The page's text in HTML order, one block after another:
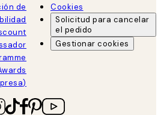
de
Cookies
Solicitud para cancelar
el pedido
Gestionar cookies